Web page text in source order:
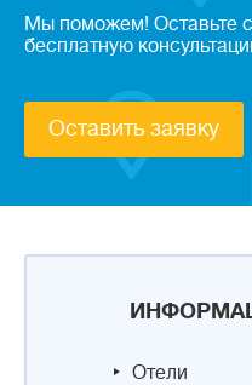
Отели
Мы поможем! Оставьте
бесплатную
Оставить заявку